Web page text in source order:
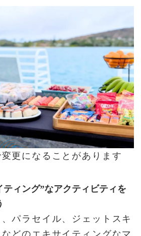
更になることがあります
ティング”なアクティビティを
パラセイル、ジェットスキ
どのエキサイティングなマ